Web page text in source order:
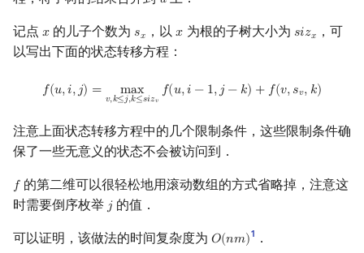
记点 𝑥
x 的儿子个数为 𝑠𝑥
sx ，以𝑥
x 为根的子树大小为 𝑠𝑖𝑧𝑥
sizx ，可
以写出下面的状态转移方程：
𝑓(𝑢,𝑖,𝑗) = max
𝑣,𝑘≤𝑗,𝑘≤𝑠𝑖𝑧𝑣 𝑓(𝑢,𝑖 − 1,𝑗 − 𝑘) + 𝑓(𝑣,𝑠𝑣, 𝑘)
f( u,i j)= maxv,k k≤siz v f(u, −1 ,j− k)+f( v,sv, k)
注意上面状态转移方程中的几个限制条件，这些限制条件确
保了一些无意义的状态不会被访问到．
𝑓
f 的第二维可以很轻松地用滚动数组的方式省略掉，注意这
时需要倒序枚举 𝑗
j的值．
可以证明，该做法的时间复杂度为 𝑂(𝑛𝑚)
O(nm) 1 ．